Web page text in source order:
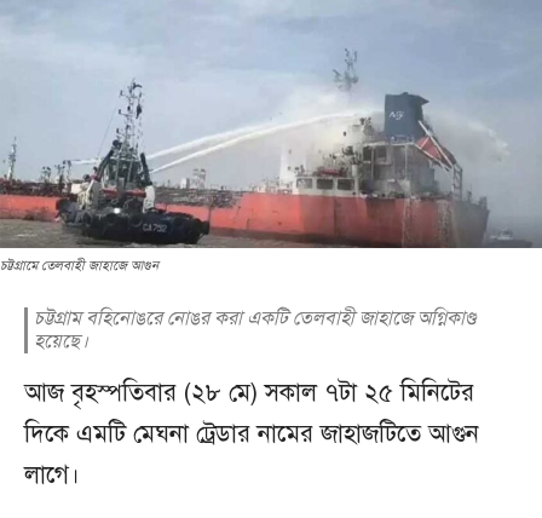
চট্টগ্রামে তেলবাহী জাহাজে আগুন
চট্টগ্রাম বহিনোঙরে নোঙর করা একটি তেলবাহী জাহাজে অগ্নিকাণ্ড
হয়েছে।
আজ বৃহস্পতিবার (২৮ মে) সকাল ৭টা ২৫ মিনিটের
দিকে এমটি মেঘনা ট্রেডার নামের জাহাজটিতে আগুন
লাগে।